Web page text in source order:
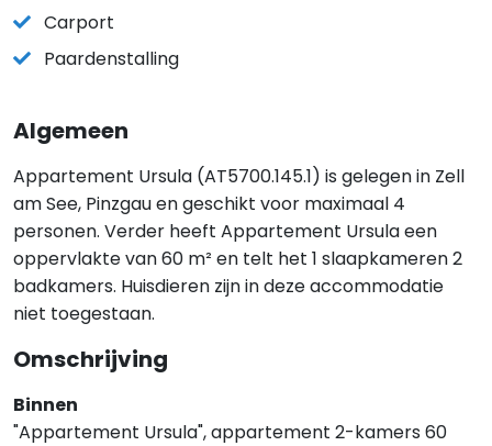
Carport
Paardenstalling
Algemeen
Appartement Ursula (AT5700.145.1) is gelegen in Zell
am See, Pinzgau en geschikt voor maximaal 4
personen. Verder heeft Appartement Ursula een
oppervlakte van 60 m² en telt het 1 slaapkameren 2
badkamers. Huisdieren zijn in deze accommodatie
niet toegestaan.
Omschrijving
Binnen
"Appartement Ursula", appartement 2-kamers 60